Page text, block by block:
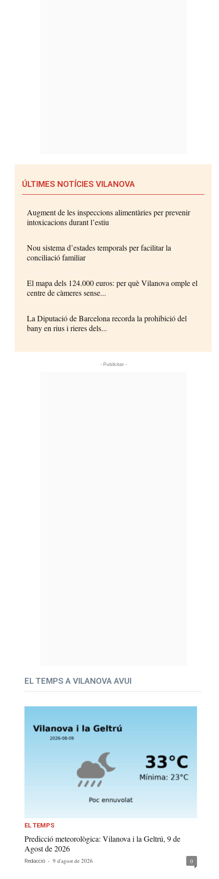
ÚLTIMES NOTÍCIES VILANOVA
Augment de les inspeccions alimentàries per prevenir
intoxicacions durant l’estiu
Nou sistema d’estades temporals per facilitar la
conciliació familiar
El mapa dels 124.000 euros: per què Vilanova omple el
centre de càmeres sense...
La Diputació de Barcelona recorda la prohibició del
bany en rius i rieres dels...
- Publicitat -
EL TEMPS A VILANOVA AVUI
EL TEMPS
Predicció meteorològica: Vilanova i la Geltrú, 9 de
Agost de 2026
Redacció - 9 d'agost de 2026 0